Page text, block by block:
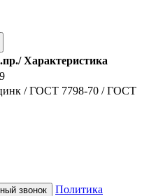
Характеристика
звонок
Политика